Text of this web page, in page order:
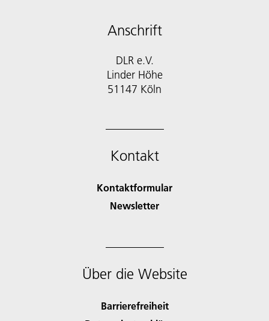
Anschrift
DLR e.V.
Linder Höhe
51147 Köln
Kontakt
Kontaktformular
Newsletter
Über die Website
Barrierefreiheit